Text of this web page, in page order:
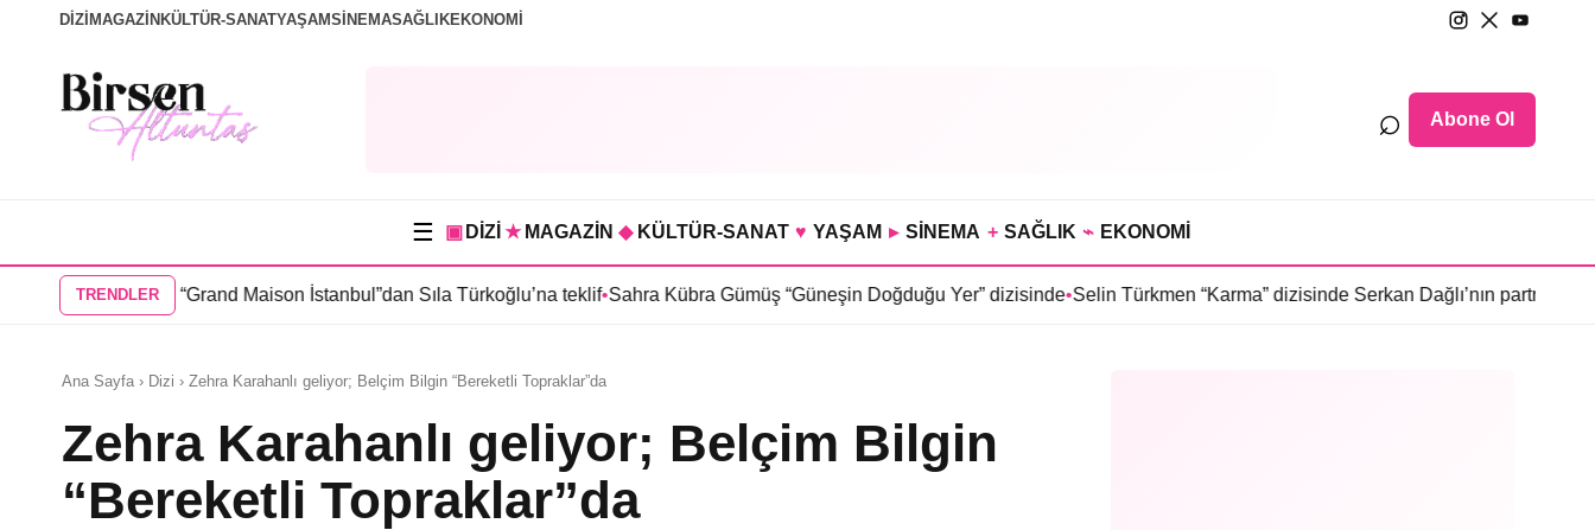
DİZİ MAGAZİN KÜLTÜR-SANATYAŞAMSİNEMASAĞLIKEKONOMİ
⌕ Abone Ol
☰ ▣ DİZİ ★ MAGAZİN ◆ KÜLTÜR-SANAT ♥ YAŞAM ▸ SİNEMA + SAĞLIK ⌁ EKONOMİ
TRENDLER
“Grand Maison İstanbul”dan Sıla Türkoğlu’na teklif•Sahra Kübra Gümüş “Güneşin Doğduğu Yer” dizisinde• Selin Türkmen “Karma” dizisinde Serkan Dağlı’nın partnerini canlandıracak
Ana Sayfa › Dizi › Zehra Karahanlı geliyor; Belçim Bilgin “Bereketli Topraklar”da
Zehra Karahanlı geliyor; Belçim Bilgin
“Bereketli Topraklar”da